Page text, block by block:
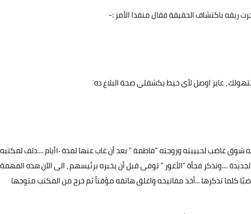
باكتشاف الحقيقة فقال منفذا الأمر :-
، عايز اوصل لأي خيط يكشفلي صحة البلاغ ده
تسلّم فهد منه الورقة الموقعة وخرج من المكتب به شوق غاضب لحبيبته وزوجته "فاطمة " بعد أن غاب عنها لمدة ١٠أيام ....دلف لمكتبه
....وتذكر فجأة "الأعور " توفى قبل أن يخبره برئيسهم ، الى الآن هذه المهمة
كلما تذكرها ...أخذ مفاتيحه واغلق هاتفه مؤقتاً ثم خرج من المكتب متوجها